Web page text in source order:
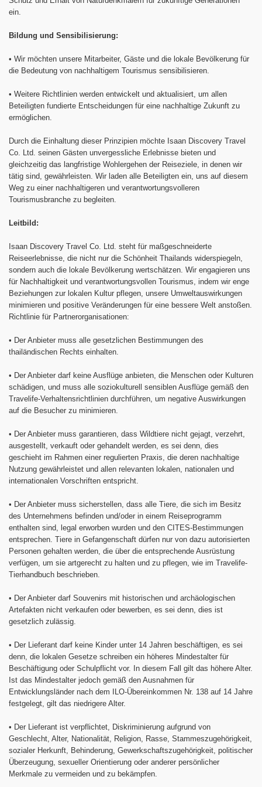
ein.
Bildung und Sensibilisierung:
• Wir möchten unsere Mitarbeiter, Gäste und die lokale Bevölkerung für
die Bedeutung von nachhaltigem Tourismus sensibilisieren.
• Weitere Richtlinien werden entwickelt und aktualisiert, um allen
Beteiligten fundierte Entscheidungen für eine nachhaltige Zukunft zu
ermöglichen.
Durch die Einhaltung dieser Prinzipien möchte Isaan Discovery Travel
Co. Ltd. seinen Gästen unvergessliche Erlebnisse bieten und
gleichzeitig das langfristige Wohlergehen der Reiseziele, in denen wir
tätig sind, gewährleisten. Wir laden alle Beteiligten ein, uns auf diesem
Weg zu einer nachhaltigeren und verantwortungsvolleren
Tourismusbranche zu begleiten.
Leitbild:
Isaan Discovery Travel Co. Ltd. steht für maßgeschneiderte
Reiseerlebnisse, die nicht nur die Schönheit Thailands widerspiegeln,
sondern auch die lokale Bevölkerung wertschätzen. Wir engagieren uns
für Nachhaltigkeit und verantwortungsvollen Tourismus, indem wir enge
Beziehungen zur lokalen Kultur pflegen, unsere Umweltauswirkungen
minimieren und positive Veränderungen für eine bessere Welt anstoßen.
Richtlinie für Partnerorganisationen:
• Der Anbieter muss alle gesetzlichen Bestimmungen des
thailändischen Rechts einhalten.
• Der Anbieter darf keine Ausflüge anbieten, die Menschen oder Kulturen
schädigen, und muss alle soziokulturell sensiblen Ausflüge gemäß den
Travelife-Verhaltensrichtlinien durchführen, um negative Auswirkungen
auf die Besucher zu minimieren.
• Der Anbieter muss garantieren, dass Wildtiere nicht gejagt, verzehrt,
ausgestellt, verkauft oder gehandelt werden, es sei denn, dies
geschieht im Rahmen einer regulierten Praxis, die deren nachhaltige
Nutzung gewährleistet und allen relevanten lokalen, nationalen und
internationalen Vorschriften entspricht.
• Der Anbieter muss sicherstellen, dass alle Tiere, die sich im Besitz
des Unternehmens befinden und/oder in einem Reiseprogramm
enthalten sind, legal erworben wurden und den CITES-Bestimmungen
entsprechen. Tiere in Gefangenschaft dürfen nur von dazu autorisierten
Personen gehalten werden, die über die entsprechende Ausrüstung
verfügen, um sie artgerecht zu halten und zu pflegen, wie im Travelife-
Tierhandbuch beschrieben.
• Der Anbieter darf Souvenirs mit historischen und archäologischen
Artefakten nicht verkaufen oder bewerben, es sei denn, dies ist
gesetzlich zulässig.
• Der Lieferant darf keine Kinder unter 14 Jahren beschäftigen, es sei
denn, die lokalen Gesetze schreiben ein höheres Mindestalter für
Beschäftigung oder Schulpflicht vor. In diesem Fall gilt das höhere Alter.
Ist das Mindestalter jedoch gemäß den Ausnahmen für
Entwicklungsländer nach dem ILO-Übereinkommen Nr. 138 auf 14 Jahre
festgelegt, gilt das niedrigere Alter.
• Der Lieferant ist verpflichtet, Diskriminierung aufgrund von
Geschlecht, Alter, Nationalität, Religion, Rasse, Stammeszugehörigkeit,
sozialer Herkunft, Behinderung, Gewerkschaftszugehörigkeit, politischer
Überzeugung, sexueller Orientierung oder anderer persönlicher
Merkmale zu vermeiden und zu bekämpfen.